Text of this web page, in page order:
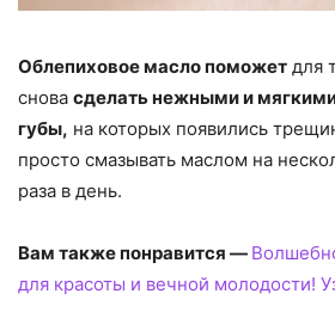
Облепиховое масло поможет для
снова сделать нежными и
губы, на которых появились
просто смазывать маслом на
раза в день.
Вам также понравится —
для красоты и вечной молодости!